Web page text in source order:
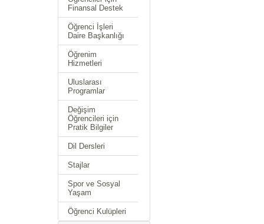
Finansal Destek
Öğrenci İşleri
Daire Başkanlığı
Öğrenim
Hizmetleri
Uluslarası
Programlar
Değişim
Öğrencileri için
Pratik Bilgiler
Dil Dersleri
Stajlar
Spor ve Sosyal
Yaşam
Öğrenci Kulüpleri